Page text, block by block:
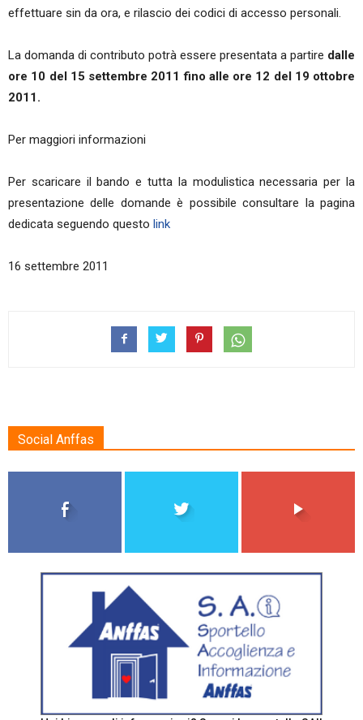
effettuare sin da ora, e rilascio dei codici di accesso personali.
La domanda di contributo potrà essere presentata a partire dalle
ore 10 del 15 settembre 2011 fino alle ore 12 del 19 ottobre
2011.
Per maggiori informazioni
Per scaricare il bando e tutta la modulistica necessaria per la
presentazione delle domande è possibile consultare la pagina
dedicata seguendo questo link
16 settembre 2011
Social Anffas